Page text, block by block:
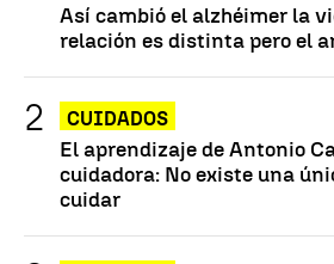
Así cambió el alzhéimer la
relación es distinta pero el
CUIDADOS
El aprendizaje de Antonio
cuidadora: No existe una
cuidar